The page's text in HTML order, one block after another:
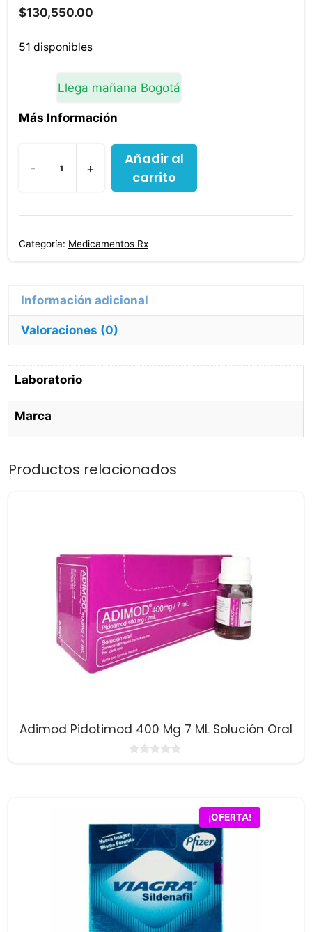
$130,550.00
51 disponibles
Llega mañana Bogotá
Más Información
-
Tiotropio
Bromuro
Spiriva
5
Dosis
cantidad
+
Añadir al
carrito
Categoría: Medicamentos Rx
Información adicional
Valoraciones (0)
Laboratorio
Marca
Productos relacionados
Adimod Pidotimod 400 Mg 7 ML Solución Oral
¡OFERTA!